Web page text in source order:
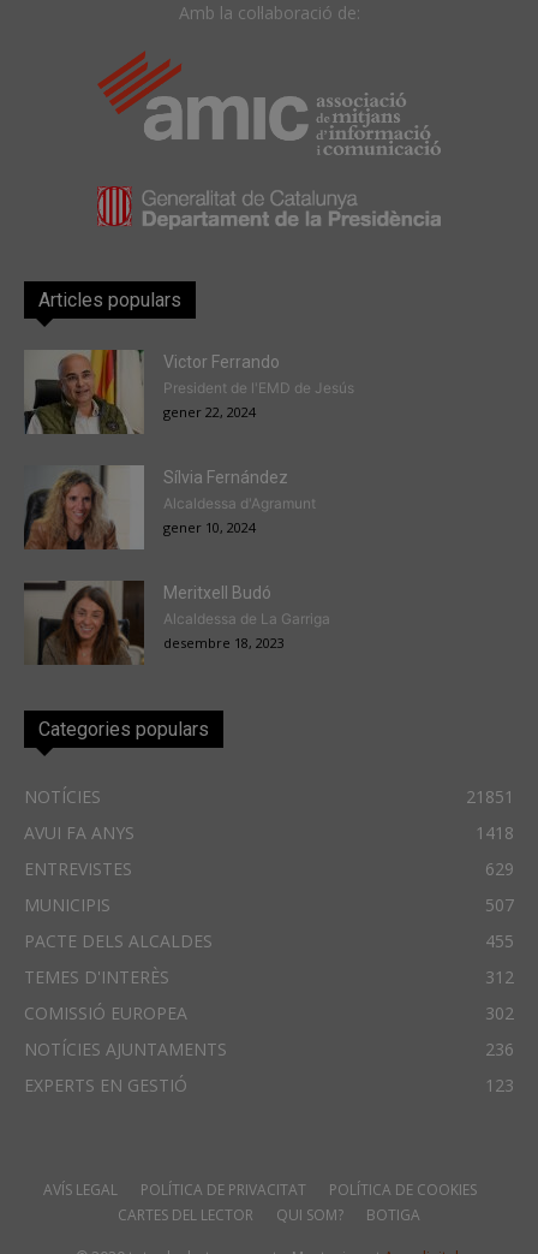
Amb la col·laboració de:
Articles populars
Victor Ferrando
President de l'EMD de Jesús
gener 22, 2024
Sílvia Fernández
Alcaldessa d'Agramunt
gener 10, 2024
Meritxell Budó
Alcaldessa de La Garriga
desembre 18, 2023
Categories populars
NOTÍCIES
21851
AVUI FA ANYS
1418
ENTREVISTES
629
MUNICIPIS
507
PACTE DELS ALCALDES
455
TEMES D'INTERÈS
312
COMISSIÓ EUROPEA
302
NOTÍCIES AJUNTAMENTS
236
EXPERTS EN GESTIÓ
123
AVÍS LEGAL POLÍTICA DE PRIVACITAT
POLÍTICA DE COOKIES
CARTES DEL LECTOR
QUI SOM? BOTIGA